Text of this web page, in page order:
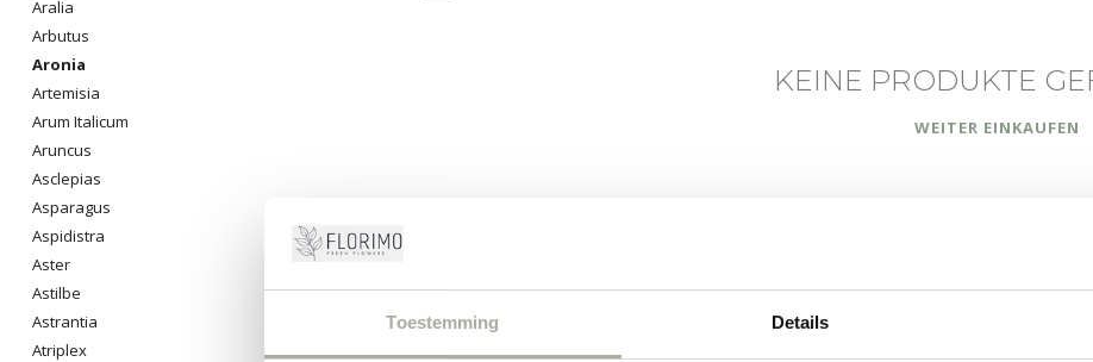
Toestemming Details
Aralia
Arbutus
Aronia
Artemisia
Arum Italicum
Aruncus
Asclepias
Asparagus
Aspidistra
Aster
Astilbe
Astrantia
Atriplex
KEINE PRODUKTE
WEITER EINKAUFEN